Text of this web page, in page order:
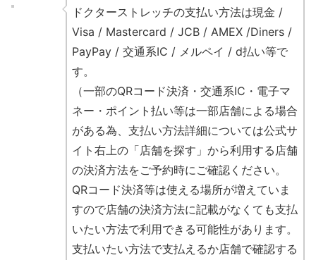
ドクターストレッチの支払い方法は現金 /
Visa / Mastercard / JCB / AMEX /Diners /
PayPay / 交通系IC / メルペイ / d払い等で
す。
（一部のQRコード決済・交通系IC・電子マ
ネー・ポイント払い等は一部店舗による場合
がある為、支払い方法詳細については公式サ
イト右上の「店舗を探す」から利用する店舗
の決済方法をご予約時にご確認ください。
QRコード決済等は使える場所が増えていま
すので店舗の決済方法に記載がなくても支払
いたい方法で利用できる可能性があります。
支払いたい方法で支払えるか店舗で確認する